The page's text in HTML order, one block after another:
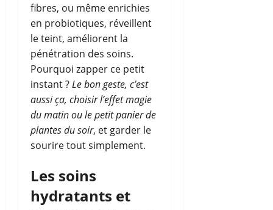
fibres, ou même enrichies
en probiotiques, réveillent
le teint, améliorent la
pénétration des soins.
Pourquoi zapper ce petit
instant ?Le bon geste, c’est
aussi ça, choisir l’effet magie
du matin ou le petit panier de
plantes du soir, et garder le
sourire tout simplement.
Les soins
hydratants et